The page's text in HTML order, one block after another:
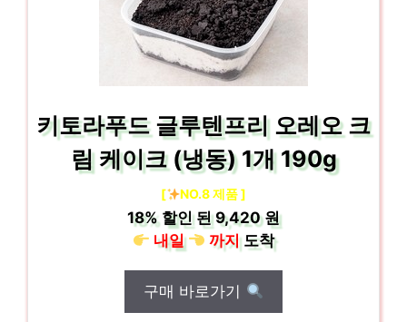
키토라푸드 글루텐프리 오레오 크
림 케이크 (냉동) 1개 190g
[ NO.8 제품 ]
18%할인 된9,420 원
내일
까지도착
구매 바로가기